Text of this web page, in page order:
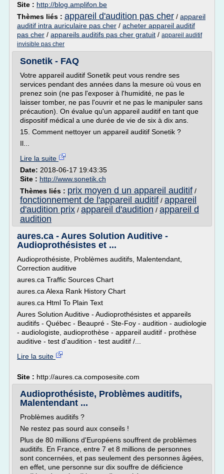
Site : http://blog.amplifon.be
Thèmes liés : appareil d'audition pas cher / appareil
auditif intra auriculaire pas cher / acheter appareil auditif
pas cher / appareils auditifs pas cher gratuit / appareil auditif
invisible pas cher
Sonetik - FAQ
Votre appareil auditif Sonetik peut vous rendre ses
services pendant des années dans la mesure où vous en
prenez soin (ne pas l'exposer à l'humidité, ne pas le
laisser tomber, ne pas l'ouvrir et ne pas le manipuler sans
précaution). On évalue qu'un appareil auditif en tant que
dispositif médical a une durée de vie de six à dix ans.
15. Comment nettoyer un appareil auditif Sonetik ?
Il...
Lire la suite
Date: 2018-06-17 19:43:35
Site : http://www.sonetik.ch
Thèmes liés : prix moyen d un appareil auditif /
fonctionnement de l'appareil auditif / appareil
d'audition prix / appareil d'audition / appareil d
audition
aures.ca - Aures Solution Auditive -
Audioprothésistes et ...
Audioprothésiste, Problèmes auditifs, Malentendant,
Correction auditive
aures.ca Traffic Sources Chart
aures.ca Alexa Rank History Chart
aures.ca Html To Plain Text
Aures Solution Auditive - Audioprothésistes et appareils
auditifs - Québec - Beaupré - Ste-Foy - audition - audiologie
- audiologiste, audioprothèse - appareil auditif - prothèse
auditive - test d'audition - test auditif /...
Lire la suite
Site : http://aures.ca.composesite.com
Audioprothésiste, Problèmes auditifs,
Malentendant ...
Problèmes auditifs ?
Ne restez pas sourd aux conseils !
Plus de 80 millions d'Européens souffrent de problèmes
auditifs. En France, entre 7 et 8 millions de personnes
sont concernées, et pas seulement des personnes âgées,
en effet, une personne sur dix souffre de déficience